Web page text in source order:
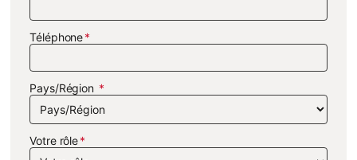
Téléphone
Pays/Région
Votre rôle